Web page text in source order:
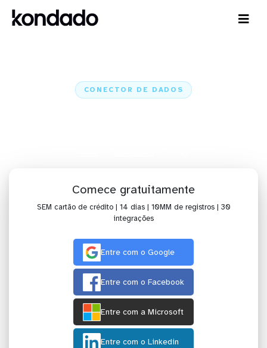
CONECTOR DE DADOS
Comece gratuitamente
SEM cartão de crédito | 14 dias | 10MM de registros | 30
integrações
Entre com o Google
Entre com o Facebook
Entre com a Microsoft
Entre com o Linkedin